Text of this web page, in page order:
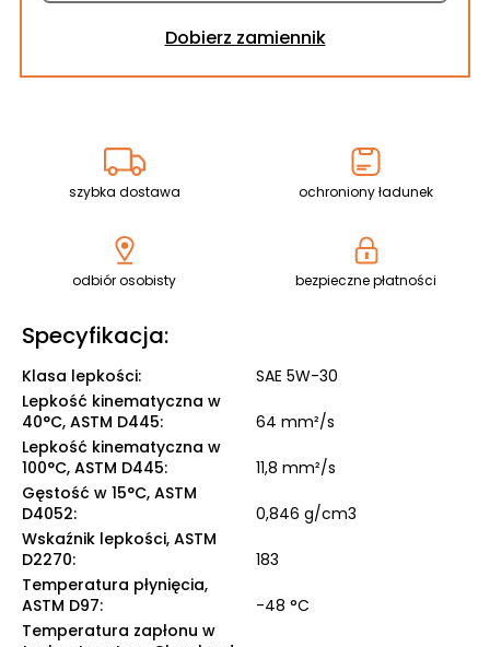
Dobierz zamiennik
szybka dostawa ochroniony ładunek
odbiór osobisty bezpieczne płatności
Specyfikacja:
Klasa lepkości:
SAE 5W-30
Lepkość kinematyczna w
40°C, ASTM D445:
64 mm²/s
Lepkość kinematyczna w
100°C, ASTM D445:
11,8 mm²/s
Gęstość w 15°C, ASTM
D4052:
0,846 g/cm3
Wskaźnik lepkości, ASTM
D2270:
183
Temperatura płynięcia,
ASTM D97:
-48 °C
Temperatura zapłonu w